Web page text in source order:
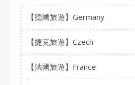
【德國旅遊】Germany
【捷克旅遊】Czech
【法國旅遊】France